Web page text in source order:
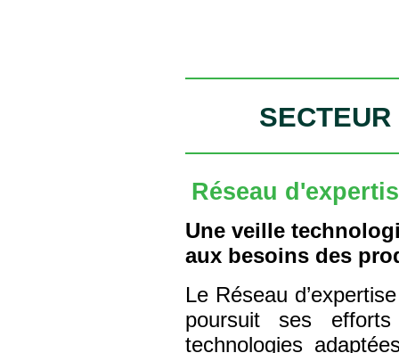
Réseau
Une veille
aux besoins des
Le Réseau
poursuit ses
technologies